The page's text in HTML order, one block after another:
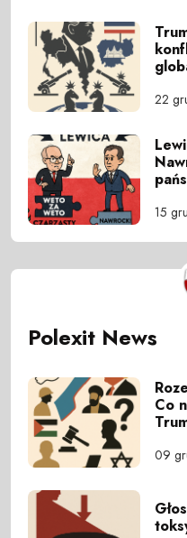
22
15
Polexit News
Co
09